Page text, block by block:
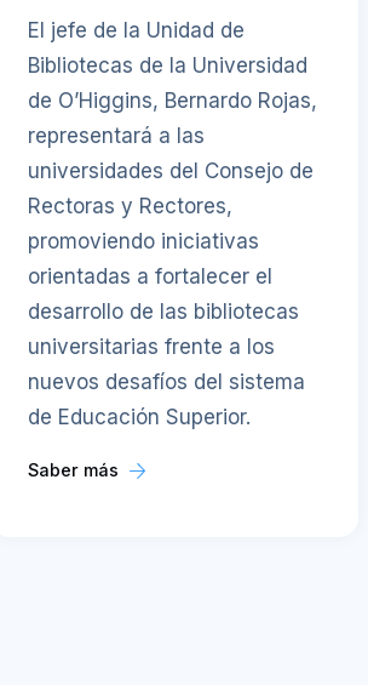
El jefe de la Unidad de
Bibliotecas de la Universidad
de O’Higgins, Bernardo Rojas,
representará a las
universidades del Consejo de
Rectoras y Rectores,
promoviendo iniciativas
orientadas a fortalecer el
desarrollo de las bibliotecas
universitarias frente a los
nuevos desafíos del sistema
de Educación Superior.
Saber más